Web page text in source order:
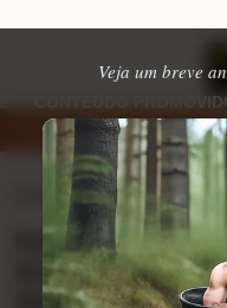
Veja um breve
apps de namoro que
Eletrônicos ⏱ 9 min de
Review do
Branco: O